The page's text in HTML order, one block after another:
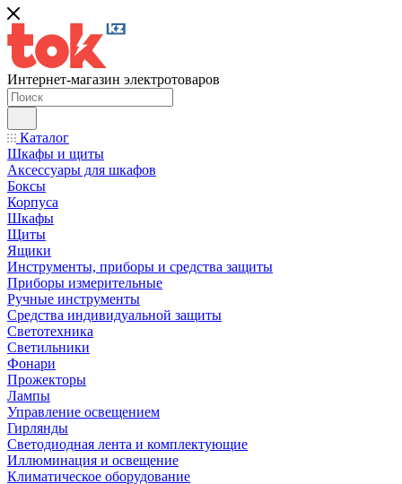
Интернет-магазин электротоваров
Каталог
Шкафы и щиты
Аксессуары для шкафов
Боксы
Корпуса
Шкафы
Щиты
Ящики
Инструменты, приборы и средства защиты
Приборы измерительные
Ручные инструменты
Средства индивидуальной защиты
Светотехника
Светильники
Фонари
Прожекторы
Лампы
Управление освещением
Гирлянды
Светодиодная лента и комплектующие
Иллюминация и освещение
Климатическое оборудование